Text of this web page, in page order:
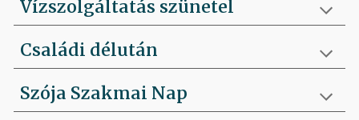
Vízszolgáltatás szünetel
Családi délután
Szója Szakmai Nap